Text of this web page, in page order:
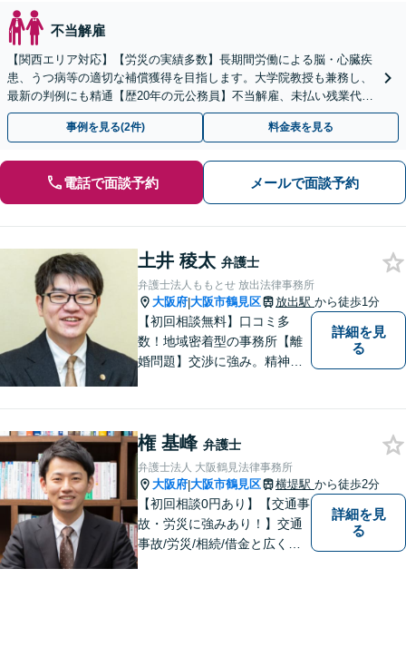
不当解雇
【関西エリア対応】【労災の実績多数】長期間労働による脳・心臓疾
患、うつ病等の適切な補償獲得を目指します。大学院教授も兼務し、
最新の判例にも精通【歴20年の元公務員】不当解雇、未払い残業代
等、労働者の立場から親身にサポート【初回相談無料】
事例を見る(2件) 料金表を見る
電話で面談予約 メールで面談予約
土井 稜太 弁護士
弁護士法人ももとせ 放出法律事務所
大阪府|大阪市鶴見区 放出駅 から徒歩1分
【初回相談無料】口コミ多
数！地域密着型の事務所【離
婚問題】交渉に強み。精神的
迅速かつ丁寧な対応を心が
け、満足度の高い解決を目指
します【放出駅1分】
詳細を見
る
権 基峰 弁護士
弁護士法人 大阪鶴見法律事務所
大阪府|大阪市鶴見区 横堤駅 から徒歩2分
【初回相談0円あり】【交通事
故・労災に強みあり！】交通
事故/労災/相続/借金と広く法
詳細を見
る